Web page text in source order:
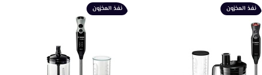
ستيل
نفذ المخزون نفذ المخزون